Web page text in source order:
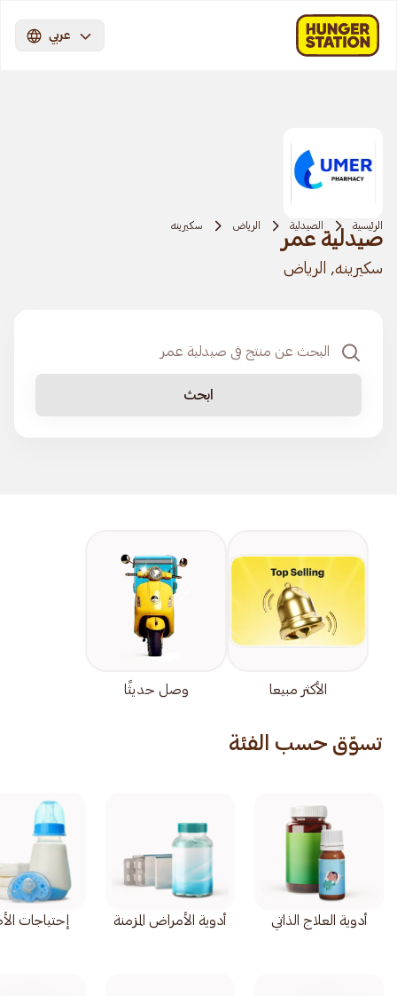
عربي
الرئيسية الصيدلية الرياض سكيرينه
صيدلية عمر
سكيرينه, الرياض
ابحث
الأكثر مبيعا وصل حديثًا
تسوّق حسب الفئة
أدوية العلاج الذاتي أدوية الأمراض المزمنة إحتياجات